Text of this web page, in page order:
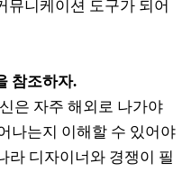
뮤니케이션 도구가 되어
참조하자.
은 자주 해외로 나가야
나는지 이해할 수 있어야
라 디자이너와 경쟁이 필